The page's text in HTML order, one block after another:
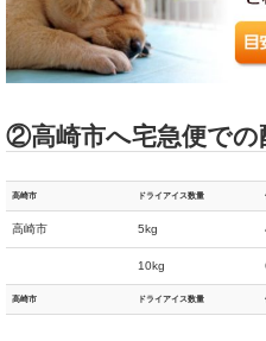
②高崎市へ宅急便での
高崎市 ドライアイス数量
高崎市 5kg
10kg
高崎市 ドライアイス数量